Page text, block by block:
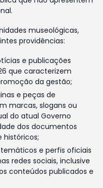
museológicas,
providências:
e publicações
que caracterizem
da gestão;
e peças de
marcas, slogans ou
do atual Governo
dos documentos
históricos;
e perfis oficiais
redes sociais, inclusive
conteúdos publicados e